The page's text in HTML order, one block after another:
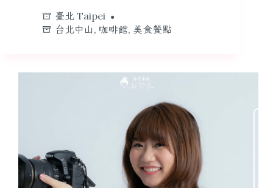
臺北 Taipei
台北中山 , 咖啡館, 美食餐點